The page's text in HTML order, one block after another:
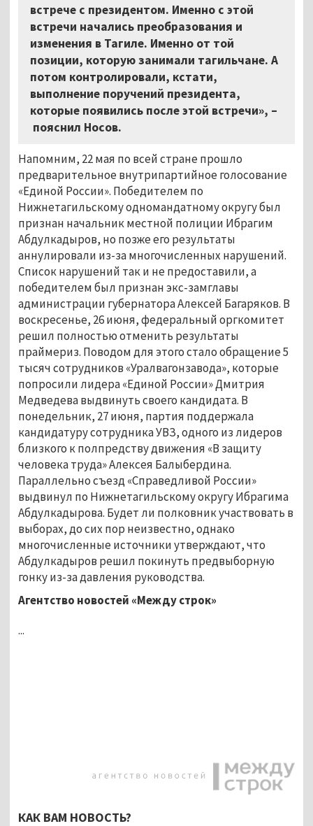
встрече с президентом. Именно с этой
встречи начались преобразования и
изменения в Тагиле. Именно от той
позиции, которую занимали тагильчане. А
потом контролировали, кстати,
выполнение поручений президента,
которые появились после этой встречи», –
пояснил Носов.
Напомним, 22 мая по всей стране прошло
предварительное внутрипартийное голосование
«Единой России». Победителем по
Нижнетагильскому одномандатному округу был
признан начальник местной полиции Ибрагим
Абдулкадыров, но позже его результаты
аннулировали из-за многочисленных нарушений.
Список нарушений так и не предоставили, а
победителем был признан экс-замглавы
администрации губернатора Алексей Багаряков. В
воскресенье, 26 июня, федеральный оргкомитет
решил полностью отменить результаты
праймериз. Поводом для этого стало обращение 5
тысяч сотрудников «Уралвагонзавода», которые
попросили лидера «Единой России» Дмитрия
Медведева выдвинуть своего кандидата. В
понедельник, 27 июня, партия поддержала
кандидатуру сотрудника УВЗ, одного из лидеров
близкого к полпредству движения «В защиту
человека труда» Алексея Балыбердина.
Параллельно съезд «Справедливой России»
выдвинул по Нижнетагильскому округу Ибрагима
Абдулкадырова. Будет ли полковник участвовать в
выборах, до сих пор неизвестно, однако
многочисленные источники утверждают, что
Абдулкадыров решил покинуть предвыборную
гонку из-за давления руководства.
Агентство новостей «Между строк»
...
КАК ВАМ НОВОСТЬ?